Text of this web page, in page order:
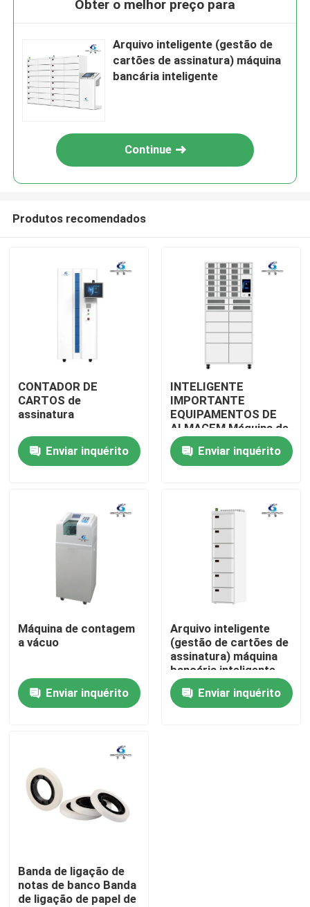
Produtos
Quem Somos
Visita à fábrica
Controle de Qualidade
notícias
Todos os casos
Máquina de classificação de notas
Obter o melhor preço para
Arquivo inteligente (gestão de
cartões de assinatura) máquina
bancária inteligente
Continue
Produtos recomendados
CONTADOR DE
CARTOS de
assinatura
Enviar inquérito
INTELIGENTE
IMPORTANTE
EQUIPAMENTOS DE
ALMAGEM Máquina de
banknotes
Enviar inquérito
Máquina de contagem
a vácuo
Enviar inquérito
Arquivo inteligente
(gestão de cartões de
assinatura) máquina
bancária inteligente
Enviar inquérito
Banda de ligação de
notas de banco Banda
de ligação de papel de